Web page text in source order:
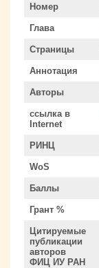
Номер
Глава
Страницы
Аннотация
Авторы
ссылка в
Internet
РИНЦ
WoS
Баллы
Грант %
Цитируемые
публикации
авторов
ФИЦ ИУ РАН